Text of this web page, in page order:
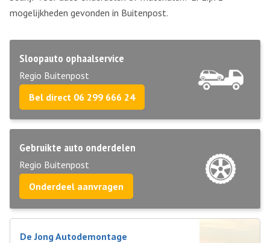
mogelijkheden gevonden in Buitenpost.
Sloopauto ophaalservice
Regio Buitenpost
Bel direct 06 299 666 24
Gebruikte auto onderdelen
Regio Buitenpost
Onderdeel aanvragen
De Jong Autodemontage